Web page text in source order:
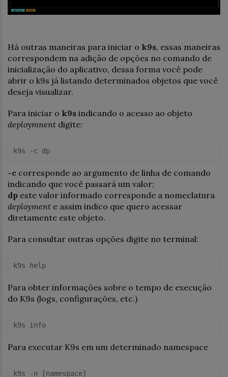
Há outras maneiras para iniciar o k9s, essas maneiras
correspondem na adição de opções no comando de
inicialização do aplicativo, dessa forma você pode
abrir o k9s já listando determinados objetos que você
deseja visualizar.
Para iniciar o k9s indicando o acesso ao objeto
deploymnent digite:
k9s
-c corresponde ao argumento de linha de comando
indicando que você passará um valor;
dp este valor informado corresponde a nomeclatura
deployment e assim indico que quero acessar
diretamente este objeto.
Para consultar outras opções digite no terminal:
k9s help
Para obter informações sobre o tempo de execução
do K9s (logs, configurações, etc.)
k9s info
Para executar K9s em um determinado namespace
k9s -n [namespace]